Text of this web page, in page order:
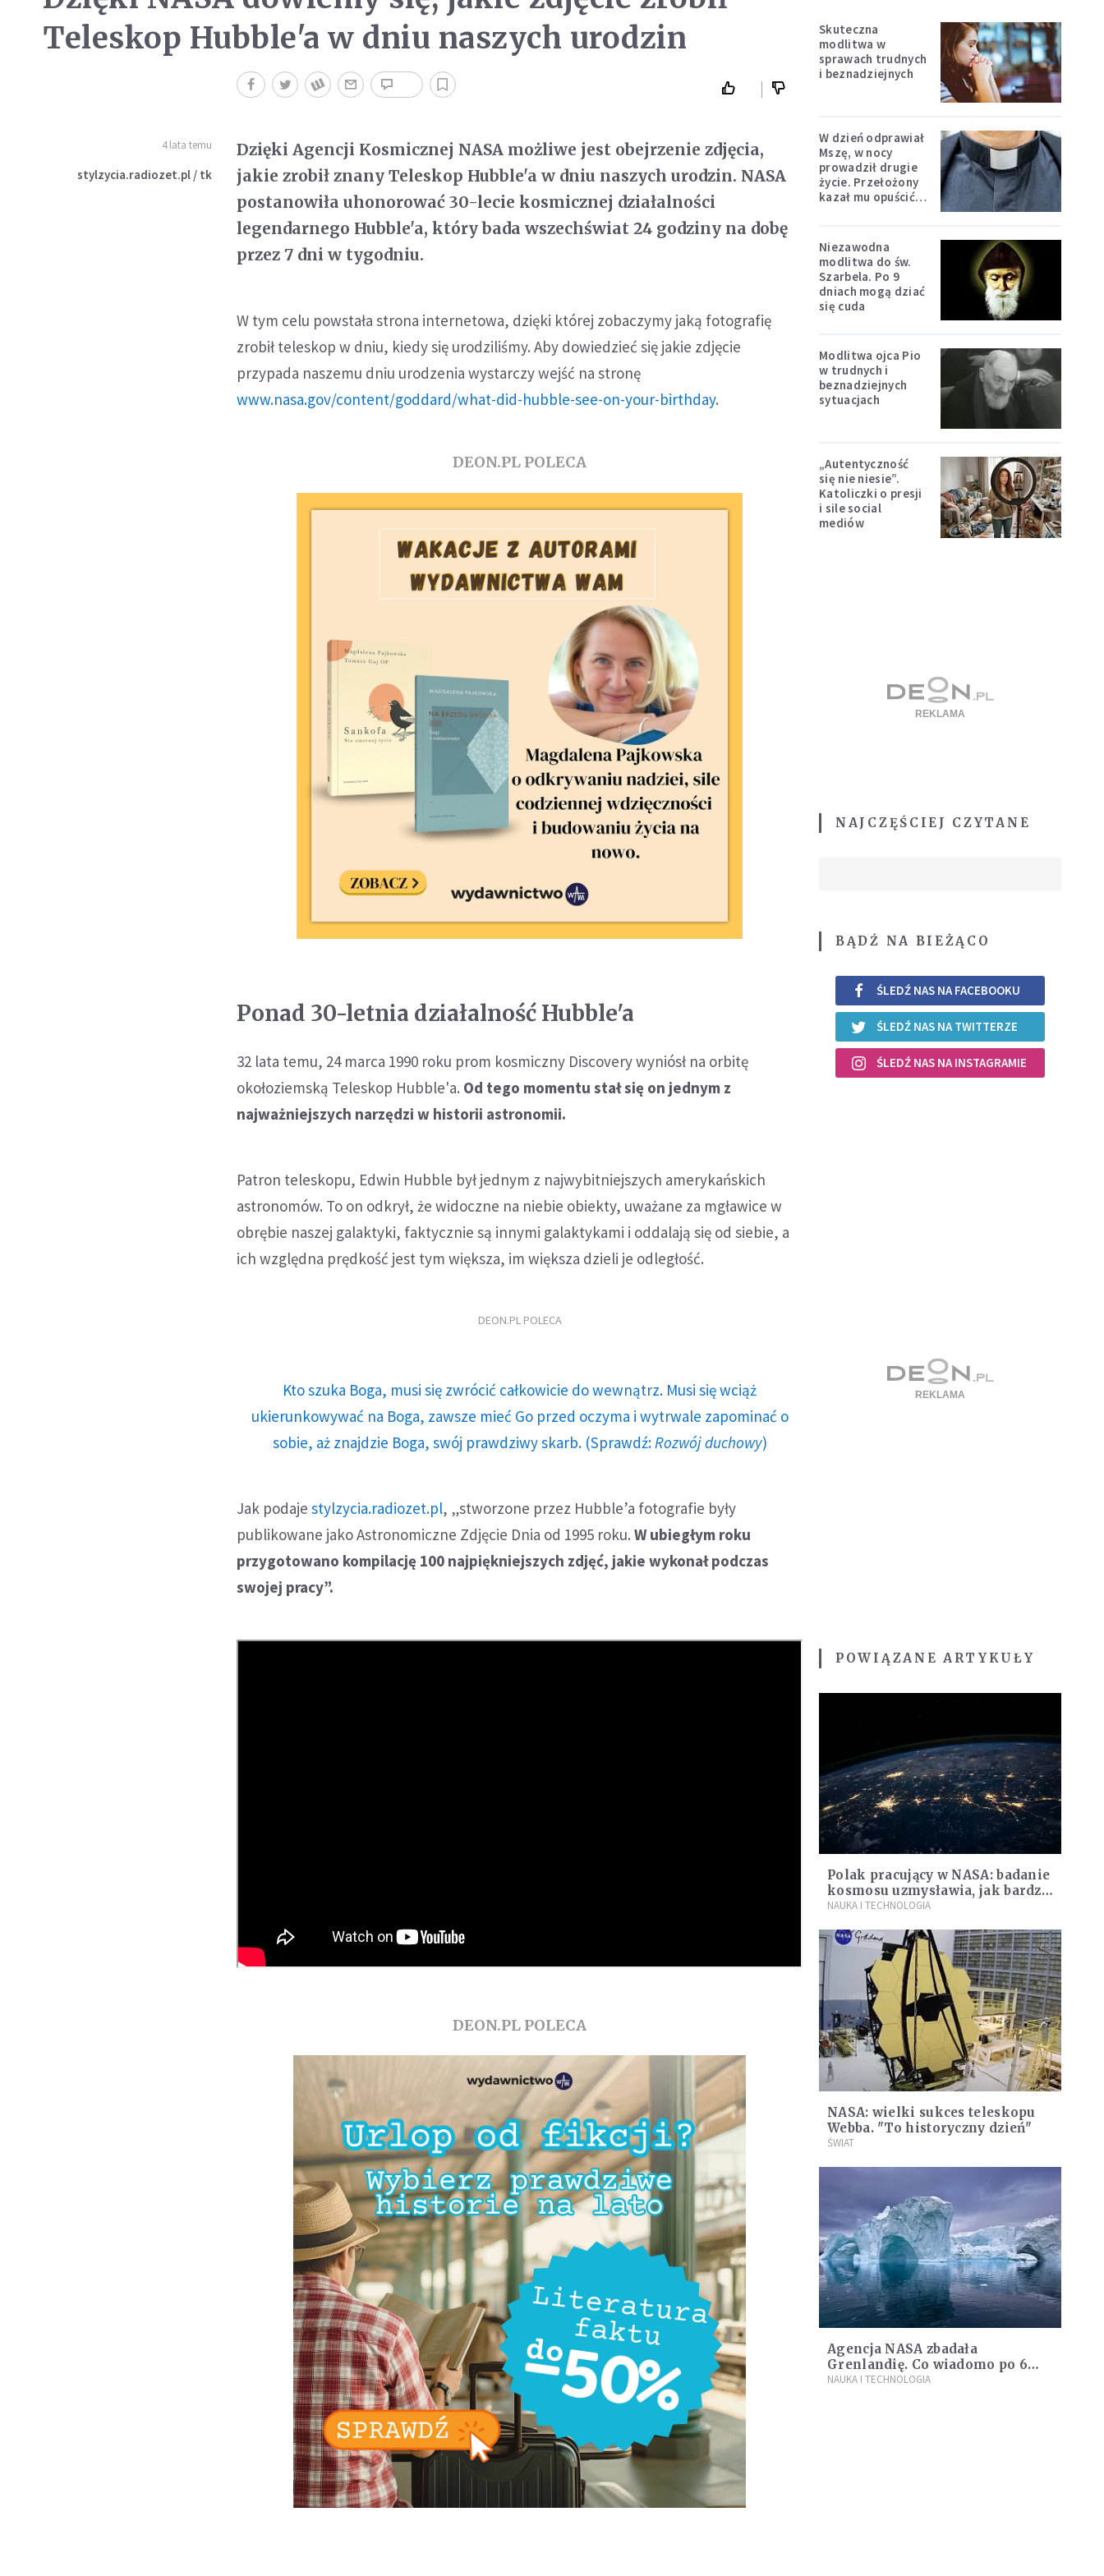
Teleskop Hubble'a w dniu naszych urodzin
4 lata temu
stylzycia.radiozet.pl / tk
Dzięki Agencji Kosmicznej NASA możliwe jest obejrzenie zdjęcia,
jakie zrobił znany Teleskop Hubble'a w dniu naszych urodzin. NASA
postanowiła uhonorować 30-lecie kosmicznej działalności
legendarnego Hubble'a, który bada wszechświat 24 godziny na dobę
przez 7 dni w tygodniu.
W tym celu powstała strona internetowa, dzięki której zobaczymy jaką fotografię
zrobił teleskop w dniu, kiedy się urodziliśmy. Aby dowiedzieć się jakie zdjęcie
przypada naszemu dniu urodzenia wystarczy wejść na stronę
www.nasa.gov/content/goddard/what-did-hubble-see-on-your-birthday.
DEON.PL POLECA
Ponad 30-letnia działalność Hubble'a
32 lata temu, 24 marca 1990 roku prom kosmiczny Discovery wyniósł na orbitę
okołoziemską Teleskop Hubble'a. Od tego momentu stał się on jednym z
najważniejszych narzędzi w historii astronomii.
Patron teleskopu, Edwin Hubble był jednym z najwybitniejszych amerykańskich
astronomów. To on odkrył, że widoczne na niebie obiekty, uważane za mgławice w
obrębie naszej galaktyki, faktycznie są innymi galaktykami i oddalają się od siebie, a
ich względna prędkość jest tym większa, im większa dzieli je odległość.
DEON.PL POLECA
Kto szuka Boga, musi się zwrócić całkowicie do wewnątrz. Musi się wciąż
ukierunkowywać na Boga, zawsze mieć Go przed oczyma i wytrwale zapominać o
sobie, aż znajdzie Boga, swój prawdziwy skarb. (Sprawdź:Rozwój duchowy)
Jak podajestylzycia.radiozet.pl, „stworzone przez Hubble’a fotografie były
publikowane jako Astronomiczne Zdjęcie Dnia od 1995 roku.W ubiegłym roku
przygotowano kompilację 100 najpiękniejszych zdjęć, jakie wykonał podczas
swojej pracy”.
DEON.PL POLECA
Skuteczna
modlitwa w
sprawach trudnych
i beznadziejnych
W dzień odprawiał
Mszę, w nocy
prowadził drugie
życie. Przełożony
kazał mu opuścić
Niezawodna
modlitwa do św.
Szarbela. Po 9
dniach mogą dziać
się cuda
Modlitwa ojca Pio
w trudnych i
beznadziejnych
sytuacjach
„Autentyczność
się nie niesie”.
Katoliczki o presji
i sile social
mediów
NAJCZĘŚCIEJ CZYTANE
BĄDŹ NA BIEŻĄCO
ŚLEDŹ NAS NA FACEBOOKU
ŚLEDŹ NAS NA TWITTERZE
ŚLEDŹ NAS NA INSTAGRAMIE
POWIĄZANE ARTYKUŁY
Polak pracujący w NASA: badanie
kosmosu uzmysławia, jak bardzo
jesteśmy nieznaczący w skali
NAUKA I TECHNOLOGIA
NASA: wielki sukces teleskopu
Webba. "To historyczny dzień"
ŚWIAT
Agencja NASA zbadała
Grenlandię. Co wiadomo po 6
latach?
NAUKA I TECHNOLOGIA